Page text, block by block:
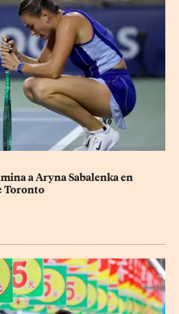
a Aryna Sabalenka en
Toronto